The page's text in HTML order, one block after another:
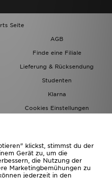
Seite
AGB
Finde eine Filiale
Lieferung & Rücksendung
Studenten
Klarna
Cookies Einstellungen
klickst, stimmst du der
Gerät zu, um die
die Nutzung der
Marketingbemühungen zu
jederzeit in den